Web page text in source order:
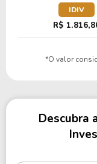
IDIV
R$
*O valor
Descubra